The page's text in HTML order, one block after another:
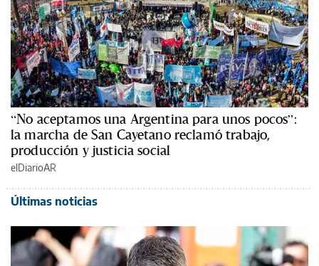
“No aceptamos una Argentina para unos pocos”:
la marcha de San Cayetano reclamó trabajo,
producción y justicia social
elDiarioAR
Últimas noticias